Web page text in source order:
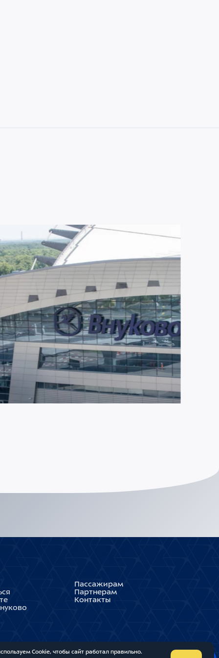
2026 2135
Внуково становится партнером
Шереметьево по управлению
Домодедово
Пассажирам
Партнерам
Контакты
Cookie, чтобы сайт работал правильно.